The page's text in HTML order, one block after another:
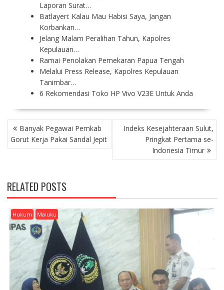
Laporan Surat…
Batlayeri: Kalau Mau Habisi Saya, Jangan
Korbankan…
Jelang Malam Peralihan Tahun, Kapolres
Kepulauan…
Ramai Penolakan Pemekaran Papua Tengah
Melalui Press Release, Kapolres Kepulauan
Tanimbar…
6 Rekomendasi Toko HP Vivo V23E Untuk Anda
P
O
S
A
V
I
G
A
T
O
Banyak Pegawai Pemkab
Gorut Kerja Pakai Sandal Jepit
Indeks Kesejahteraan Sulut,
Pringkat Pertama se-
Indonesia Timur
RELATED POSTS
Hukum Maluku